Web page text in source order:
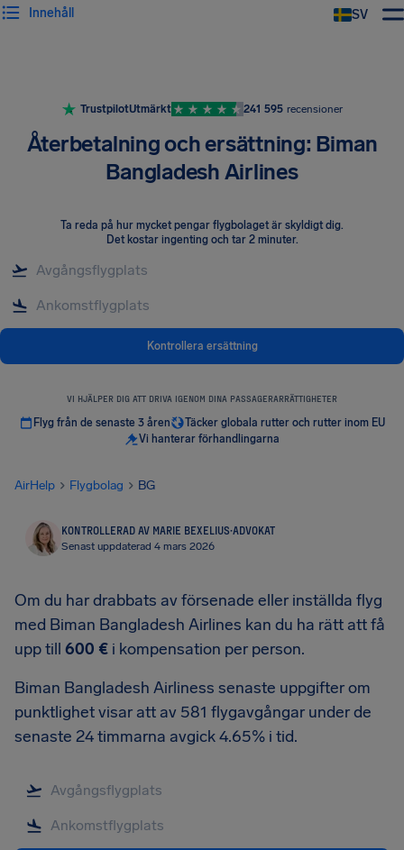
SV
Innehåll
TrustpilotUtmärkt 241 595 recensioner
Återbetalning och ersättning: Biman
Bangladesh Airlines
Ta reda på hur mycket pengar flygbolaget är skyldigt dig.
Det kostar ingenting och tar 2 minuter.
Kontrollera ersättning
VI HJÄLPER DIG ATT DRIVA IGENOM DINA PASSAGERARRÄTTIGHETER
Flyg från de senaste 3 åren
Täcker globala rutter och rutter inom EU
Vi hanterar förhandlingarna
AirHelp Flygbolag BG
KONTROLLERAD AV MARIE BEXELIUS·ADVOKAT
Senast uppdaterad 4 mars 2026
Om du har drabbats av försenade eller inställda flyg
med Biman Bangladesh Airlines kan du ha rätt att få
upp till 600 € i kompensation per person.
Biman Bangladesh Airliness senaste uppgifter om
punktlighet visar att av 581 flygavgångar under de
senaste 24 timmarna avgick 4.65% i tid.